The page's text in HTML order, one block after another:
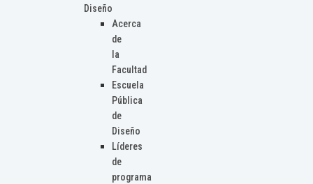
Diseño
Acerca
de
la
Facultad
Escuela
Pública
de
Diseño
Líderes
de
programa